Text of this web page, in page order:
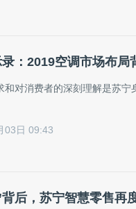
：2019空调市场布局
和对消费者的深刻理解是苏宁
03日 09:43
后，苏宁智慧零售再